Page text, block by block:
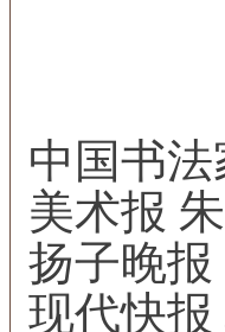
中国书
美术报
扬子晚报
现代快报